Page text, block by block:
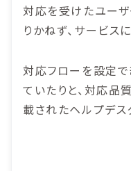
対応を受けたユー
りかねず、サービス
対応フローを設定
ていたりと、対応
載されたヘルプデス